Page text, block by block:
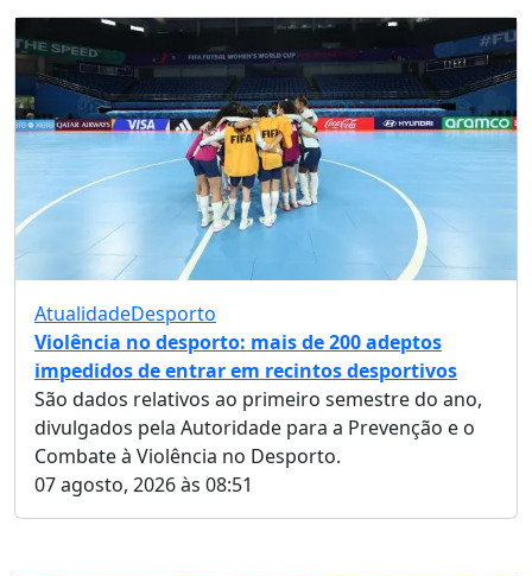
AtualidadeDesporto
Violência no desporto: mais de 200 adeptos
impedidos de entrar em recintos desportivos
São dados relativos ao primeiro semestre do ano,
divulgados pela Autoridade para a Prevenção e o
Combate à Violência no Desporto.
07 agosto, 2026 às 08:51